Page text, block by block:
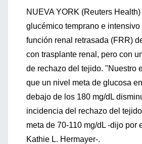
NUEVA YORK (Reuters Health)
glucémico temprano e intensivo
función renal retrasada (FRR)
con trasplante renal, pero con
de rechazo del tejido. "Nuestro
que un nivel meta de glucosa
debajo de los 180 mg/dL
incidencia del rechazo del
meta de 70-110 mg/dL -dijo por
Kathie L. Hermayer-.